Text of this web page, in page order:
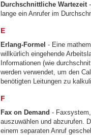
Durchschnittliche Wartezeit-
lange ein Anrufer im
E
Erlang-Formel - Eine
willkürlich eingehende
Informationen (wie
werden verwendet, um den
benötigten Leitungen zu
F
Fax on Demand -
auszuwählen und abzurufen.
einem separaten Anruf